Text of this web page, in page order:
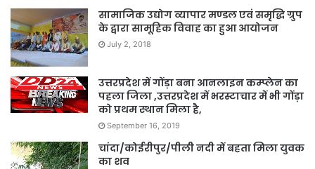
सामाजिक उद्योग व्यापार मण्डल एवं समृद्धि ग्रुप
के द्वारा सामूहिक विवाह का हुआ आयोजन
July 2, 2018
उत्तरप्रदेश में गोंड़ा बना आनलाइन कम्प्लेन का
पहला जिला ,उत्तरप्रदेश में भरस्टाचार में भी गोंड़ा
को प्रथम स्थान मिला है,
September 16, 2019
चांदा/कोईरीपुर/पीली नदी में बहता मिला युवक
का शव